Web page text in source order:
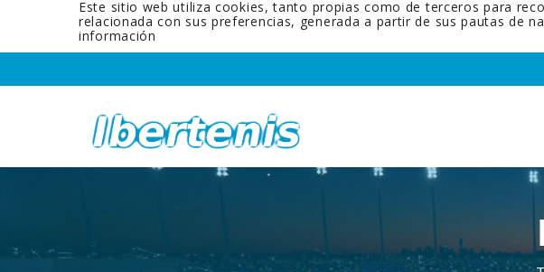
Este sitio web utiliza cookies, tanto propias como de terceros para
relacionada con sus preferencias, generada a partir de sus pautas de
información